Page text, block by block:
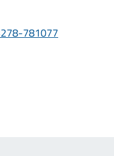
781077